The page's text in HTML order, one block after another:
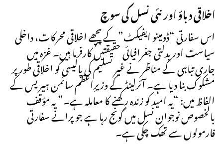
اخلاقی دباؤ اور نئی نسل کی سوچ
اس سفارتی “ڈومینو ایفیکٹ” کے پیچھے اخلاقی محرکات، داخلی
سیاست اور بدلتی جغرافیائی حقیقتیں کارفرما ہیں۔ غزہ میں
جاری تباہی کے مناظر نے غیر تسلیم کی پالیسی کو اخلاقی طور پر
مشکوک بنا دیا ہے۔ آئرلینڈ کے وزیرِاعظم سائمن ہیریس کے
الفاظ میں: “یہ امید کو زندہ رکھنے کا معاملہ ہے۔” یہ مؤقف
بالخصوص نوجوان نسل میں گونج رہا ہے جو پرانے سفارتی
فارمولوں سے تھک چکی ہے۔